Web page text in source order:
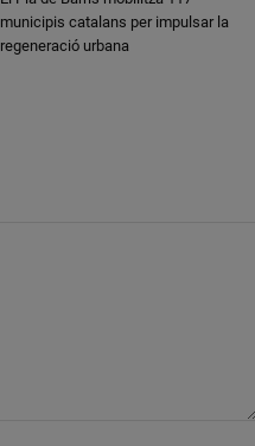
municipis catalans per impulsar la
regeneració urbana